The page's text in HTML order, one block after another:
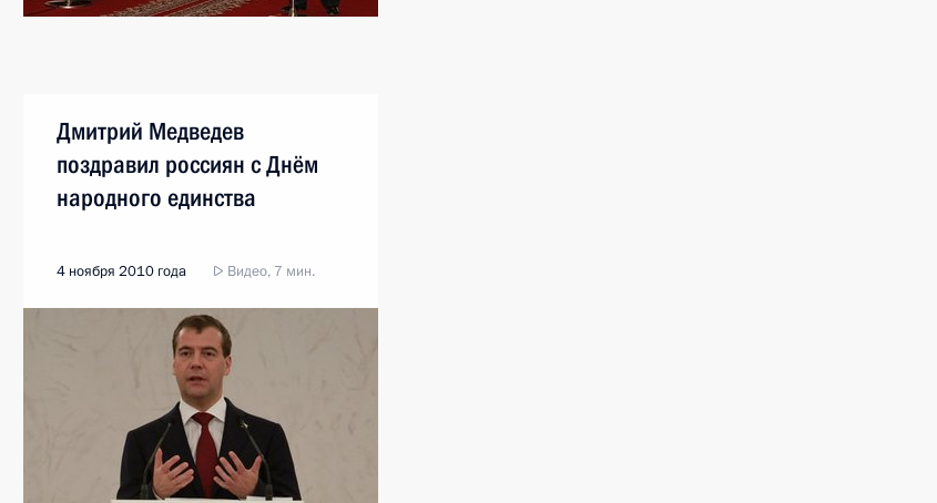
Дмитрий Медведев
поздравил россиян с Днём
народного единства
4 ноября 2010 года Видео, 7 мин.